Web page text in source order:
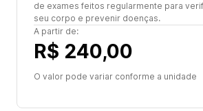
de exames feitos regularmente para
seu corpo e prevenir doenças.
A partir de:
R$ 240,00
O valor pode variar conforme a unidade